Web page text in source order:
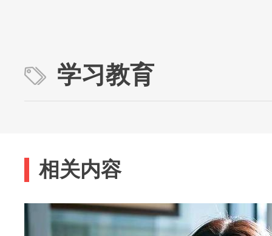
学习教育
相关内容